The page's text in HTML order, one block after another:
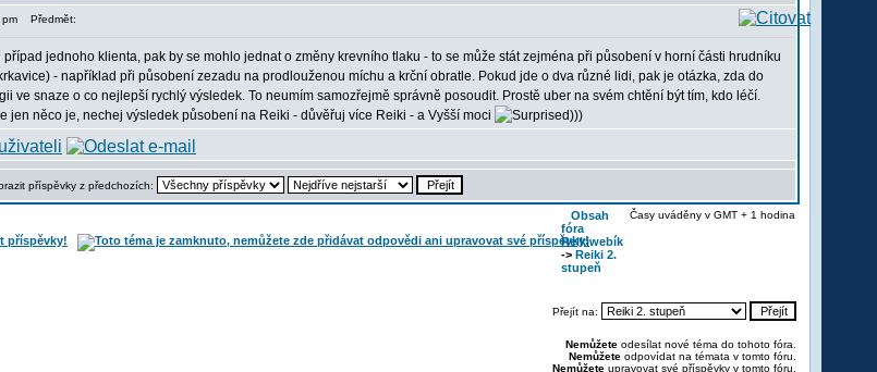
Předmět:
případ jednoho klienta, pak by se mohlo jednat o změny krevního tlaku - to se může stát zejména při působení v horní části hrudníku
- například při působení zezadu na prodlouženou míchu a krční obratle. Pokud jde o dva různé lidi, pak je otázka, zda do
ve snaze o co nejlepší rychlý výsledek. To neumím samozřejmě správně posoudit. Prostě uber na svém chtění být tím, kdo léčí.
jen něco je, nechej výsledek působení na Reiki - důvěřuj více Reiki - a Vyšší moci
)))
příspěvky z předchozích:
Obsah
fóra
Reikiwebík
-> Reiki 2.
stupeň
Časy uváděny v GMT + 1 hodina
Přejít na:
Nemůžete odesílat nové téma do tohoto fóra.
Nemůžete odpovídat na témata v tomto fóru.
Nemůžete upravovat své příspěvky v tomto fóru.